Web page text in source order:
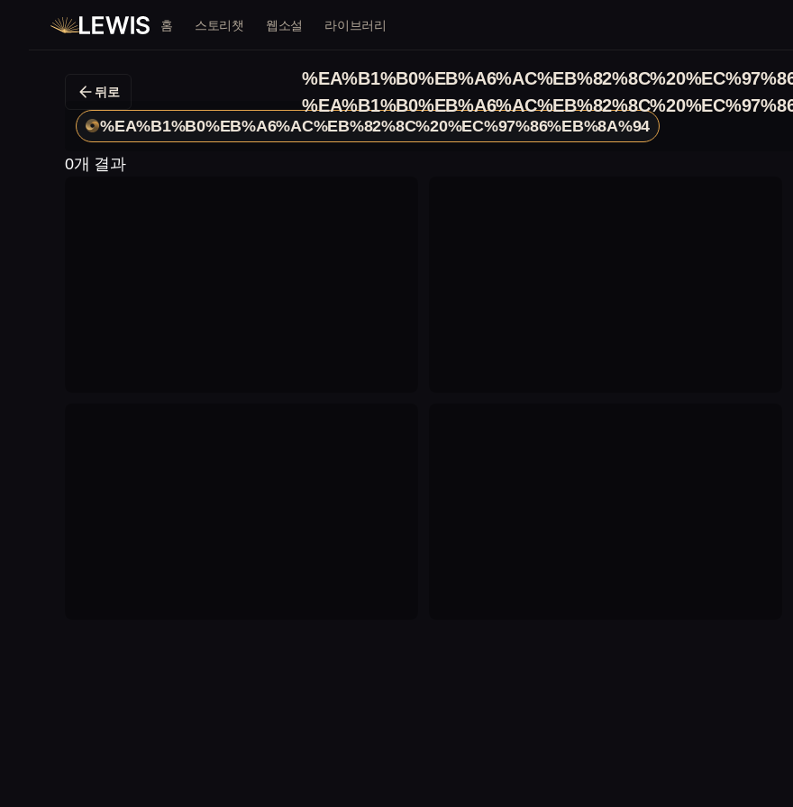
홈 스토리챗 웹소설 라이브러리
뒤로
%EA%B1%B0%EB%A6%AC%EB%82%8C%20%EC%97%86%EB%8A%94
0개 결과